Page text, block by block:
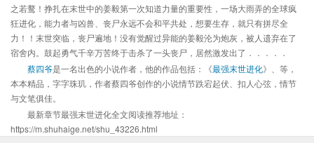
之若鹜！挣扎在末世中的姜毅第一次知道力量的重要性，一场大雨弄的全球疯
狂进化，能力者与凶兽、丧尸永远不会和平共处，想要生存，就只有拼尽全
力！！末世突临，丧尸遍地！没有觉醒过异能的姜毅沦为炮灰，被人遗弃在了
宿舍内。鼓起勇气千辛万苦终于击杀了一头丧尸，居然激发出了．．．．．
蔡四爷是一名出色的小说作者，他的作品包括：《最强末世进化》、等，
本本精品，字字珠玑，作者蔡四爷创作的小说情节跌宕起伏、扣人心弦，情节
与文笔俱佳。
最新章节最强末世进化全文阅读推荐地址：
https://m.shuhaige.net/shu_43226.html